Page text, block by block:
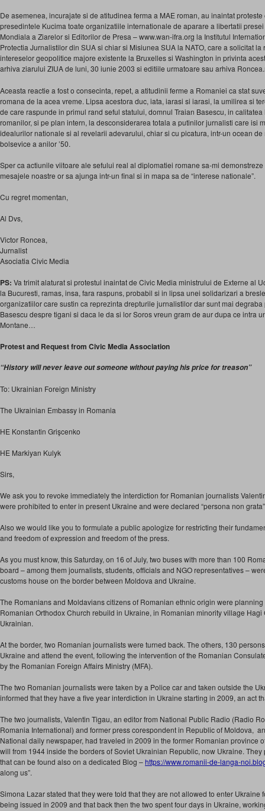
De asemenea, incurajate si de atitudinea ferma a MAE roman, au inaintat
presedintele Kucima toate organizatiile internationale de aparare a libertatii
Mondiala a Ziarelor si Editorilor de Presa – www.wan-ifra.org la Institutul
Protectia Jurnalistilor din SUA si chiar si Misiunea SUA la NATO, care a solicitat
intereselor geopolitice majore existente la Bruxelles si Washington in privinta
arhiva ziarului ZIUA de luni, 30 iunie 2003 si editiile urmatoare sau arhiva
Aceasta reactie a fost o consecinta, repet, a atitudinii ferme a Romaniei ca stat
romana de la acea vreme. Lipsa acestora duc, iata, iarasi si iarasi, la umilirea si
de care raspunde in primul rand seful statului, domnul Traian Basescu, in
romanilor, si pe plan intern, la desconsiderarea totala a putinilor jurnalisti care isi
idealurilor nationale si al revelarii adevarului, chiar si cu picatura, intr-un ocean
bolsevice a anilor ’50.
Sper ca actiunile viitoare ale sefului real al diplomatiei romane sa-mi
mesajele noastre or sa ajunga intr-un final si in mapa sa de “interese nationale”.
Cu regret momentan,
Al Dvs,
Victor Roncea,
Jurnalist
Asociatia Civic Media
PS: Va trimit alaturat si protestul inaintat de Civic Media ministrului de Externe al
la Bucuresti, ramas, insa, fara raspuns, probabil si in lipsa unei solidarizari a
organizatiilor care sustin ca reprezinta drepturile jurnalistilor dar sunt mai
Basescu despre tigani si daca le da si lor Soros vreun gram de aur dupa ce intra
Montane…
Protest and Request from Civic Media Association
“History will never leave out someone without paying his price for treason”
To: Ukrainian Foreign Ministry
The Ukrainian Embassy in Romania
HE Konstantin Grişcenko
HE Markiyan Kulyk
Sirs,
We ask you to revoke immediately the interdiction for Romanian journalists
were prohibited to enter in present Ukraine and were declared “persona non
Also we would like you to formulate a public apologize for restricting their
and freedom of expression and freedom of the press.
As you must know, this Saturday, on 16 of July, two buses with more than 100
board – among them journalists, students, officials and NGO representatives –
customs house on the border between Moldova and Ukraine.
The Romanians and Moldavians citizens of Romanian ethnic origin were
Romanian Orthodox Church rebuild in Ukraine, in Romanian minority village
Ukrainian.
At the border, two Romanian journalists were turned back. The others, 130
Ukraine and attend the event, following the intervention of the Romanian
by the Romanian Foreign Affairs Ministry (MFA).
The two Romanian journalists were taken by a Police car and taken outside the
informed that they have a five year interdiction in Ukraine starting in 2009, an act
The two journalists, Valentin Tigau, an editor from National Public Radio (Radio
Romania International) and former press corespondent in Republic of Moldova,
National daily newspaper, had traveled in 2009 in the former Romanian province
will from 1944 inside the borders of Soviet Ukrainian Republic, now Ukraine.
that can be found also on a dedicated Blog –https://www.romanii-de-langa-
along us”.
Simona Lazar stated that they were told that they are not allowed to enter Ukraine
being issued in 2009 and that back then the two spent four days in Ukraine,